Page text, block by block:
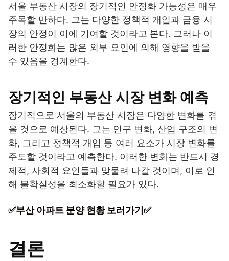
서울 부동산 시장의 장기적인 안정화 가능성은 매우
주목할 만하다. 그는 다양한 정책적 개입과 금융 시
장의 안정이 이에 기여할 것이라고 본다. 그러나 이
러한 안정화는 많은 외부 요인에 의해 영향을 받을
수 있음을 경계한다.
장기적인 부동산 시장 변화 예측
장기적으로 서울의 부동산 시장은 다양한 변화를 겪
을 것으로 예상된다. 그는 인구 변화, 산업 구조의 변
화, 그리고 정책적 개입 등 여러 요소가 시장 변화를
주도할 것이라고 예측한다. 이러한 변화는 반드시 경
제적, 사회적 요인들과 맞물려 나갈 것이며, 이로 인
해 불확실성을 최소화할 필요가 있다.
✅부산 아파트 분양 현황 보러가기✅
결론